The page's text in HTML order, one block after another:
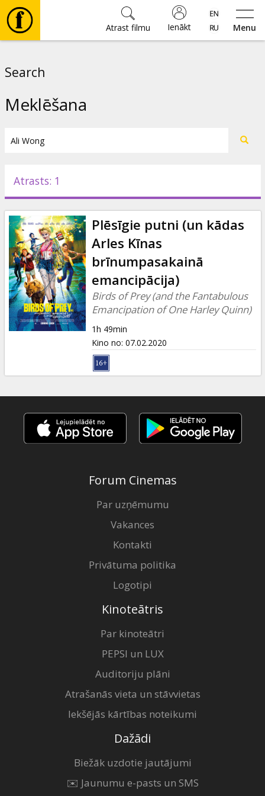
Menu
Ienākt
Atrast filmu
Pasākumi
Ziņas
Dāvanu
kartes
Uzkodas
Search
Meklēšana
Atrasts: 1
Plēsīgie putni (un kādas
Arles Kīnas
brīnumpasakainā
emancipācija)
Birds of Prey (and the Fantabulous
Emancipation of One Harley Quinn)
1h 49min
Kino no: 07.02.2020
Forum Cinemas
Par uzņēmumu
Vakances
Kontakti
Privātuma politika
Logotipi
Kinoteātris
Par kinoteātri
PEPSI un LUX
Auditoriju plāni
Atrašanās vieta un stāvvietas
Iekšējās kārtības noteikumi
Dažādi
Biežāk uzdotie jautājumi
✉️ Jaunumu e-pasts un SMS